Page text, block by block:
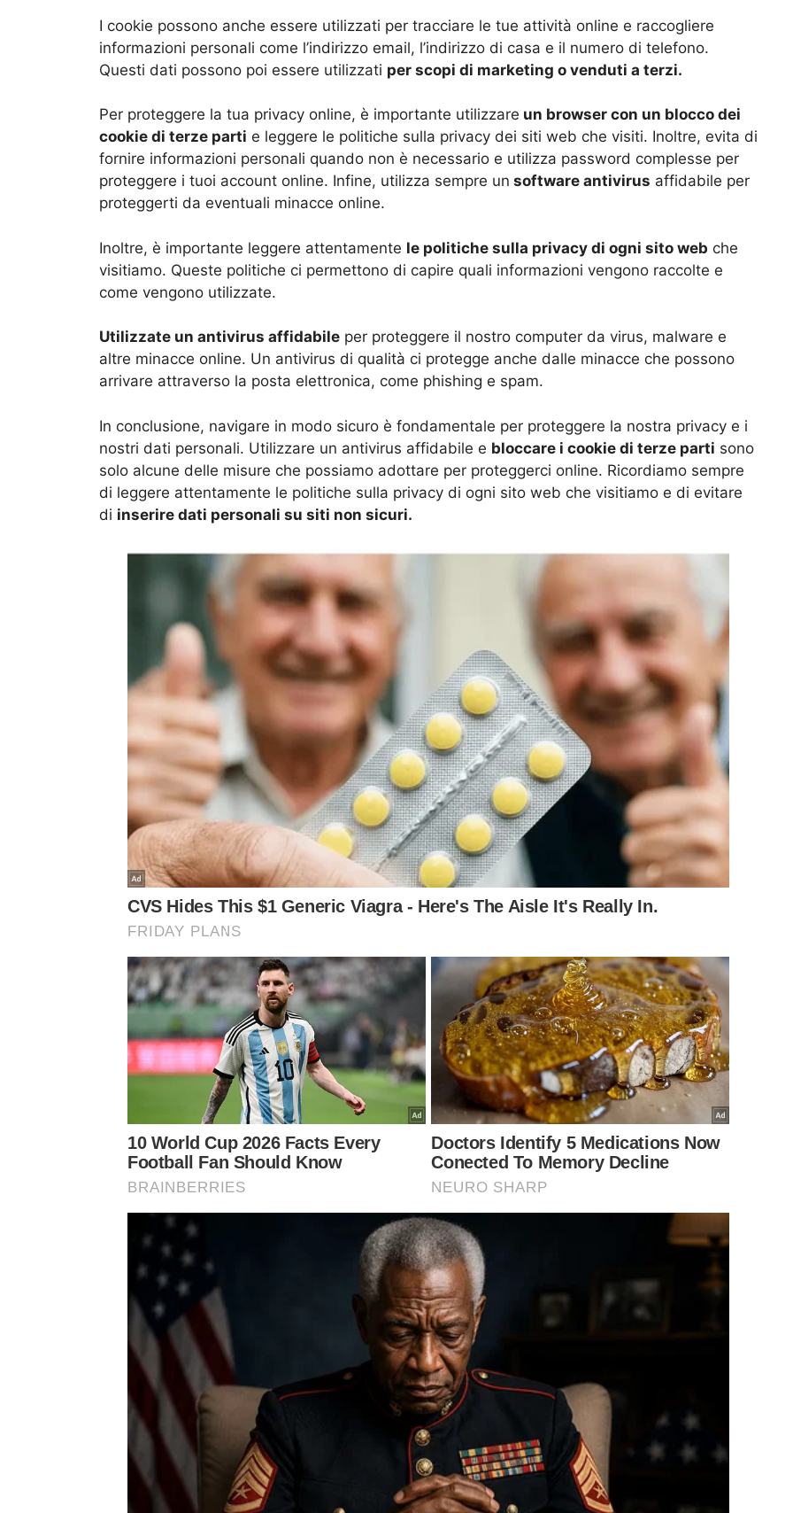
I cookie possono anche essere utilizzati per tracciare le tue attività online e raccogliere
informazioni personali come l’indirizzo email, l’indirizzo di casa e il numero di telefono.
Questi dati possono poi essere utilizzati per scopi di marketing o venduti a terzi.
Per proteggere la tua privacy online, è importante utilizzare un browser con un blocco dei
cookie di terze parti e leggere le politiche sulla privacy dei siti web che visiti. Inoltre, evita di
fornire informazioni personali quando non è necessario e utilizza password complesse per
proteggere i tuoi account online. Infine, utilizza sempre un software antivirus affidabile per
proteggerti da eventuali minacce online.
Inoltre, è importante leggere attentamente le politiche sulla privacy di ogni sito web che
visitiamo. Queste politiche ci permettono di capire quali informazioni vengono raccolte e
come vengono utilizzate.
Utilizzate un antivirus affidabile per proteggere il nostro computer da virus, malware e
altre minacce online. Un antivirus di qualità ci protegge anche dalle minacce che possono
arrivare attraverso la posta elettronica, come phishing e spam.
In conclusione, navigare in modo sicuro è fondamentale per proteggere la nostra privacy e i
nostri dati personali. Utilizzare un antivirus affidabile e bloccare i cookie di terze parti sono
solo alcune delle misure che possiamo adottare per proteggerci online. Ricordiamo sempre
di leggere attentamente le politiche sulla privacy di ogni sito web che visitiamo e di evitare
di inserire dati personali su siti non sicuri.